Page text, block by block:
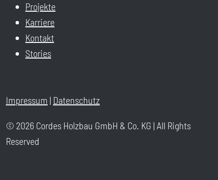
Projekte
Karriere
Kontakt
Stories
Impressum | Datenschutz
© 2026 Cordes Holzbau GmbH & Co. KG | All Rights
Reserved